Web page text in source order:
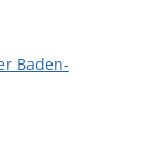
Baden-